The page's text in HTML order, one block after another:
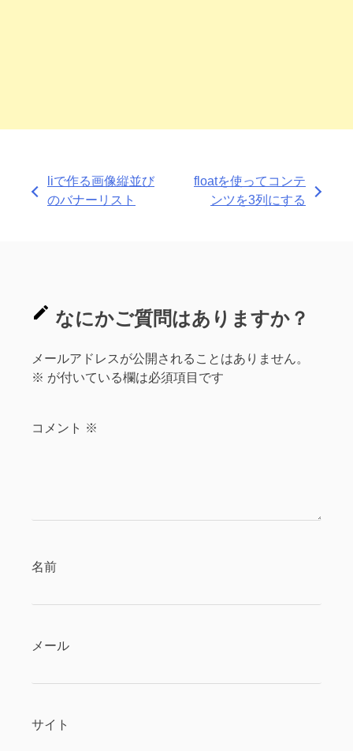
投
稿
ー
シ
ョ
liで作る画像縦並び
のバナーリスト
floatを使ってコンテ
ンツを3列にする
メールアドレスが公開されることはありません。
※ が付いている欄は必須項目です
コメント ※
名前
メール
サイト